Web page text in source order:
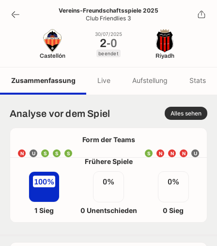
2-0
beendet
Vereins-Freundschaftsspiele 2025
Club Friendlies 3
Castellón
30/07/2025
2-0
beendet Riyadh
Zusammenfassung Live Aufstellung Stats
Analyse vor dem Spiel Alles sehen
Form der Teams
N U S S S U
N
N
N
S
Frühere Spiele
100%
1 Sieg
0%
0 Unentschieden
0%
0 Sieg